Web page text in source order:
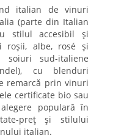
italian de vinuri
(parte din Italian
stilul accesibil și
roșii, albe, rosé și
soiuri sud-italiene
cu blenduri
remarcă prin vinuri
certificate bio sau
populară în
preț și stilului
italian.